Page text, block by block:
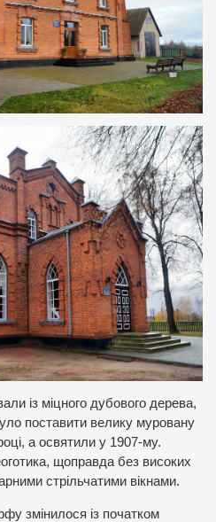
із міцного дубового дерева,
поставити велику муровану
а освятили у 1907-му.
щоправда без високих
стрільчатими вікнами.
змінилося із початком